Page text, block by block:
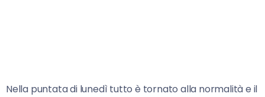
Nella puntata di lunedì tutto è tornato alla normalità e il